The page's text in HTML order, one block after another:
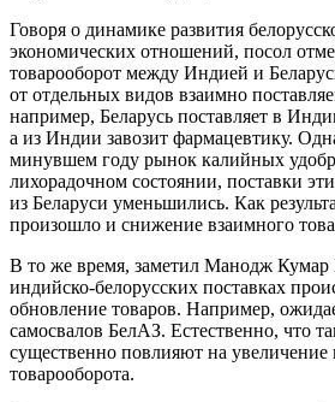
Говоря о динамике развития
экономических отношений, посол
товарооборот между Индией и
от отдельных видов взаимно
например, Беларусь поставляет в
а из Индии завозит фармацевтику.
минувшем году рынок калийных
лихорадочном состоянии, поставки
из Беларуси уменьшились. Как
произошло и снижение взаимного
В то же время, заметил Манодж Кумар
индийско-белорусских поставках
обновление товаров. Например,
самосвалов БелАЗ. Естественно, что
существенно повлияют на увеличение
товарооборота.